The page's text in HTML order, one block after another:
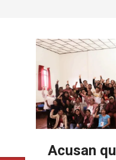
Acusan